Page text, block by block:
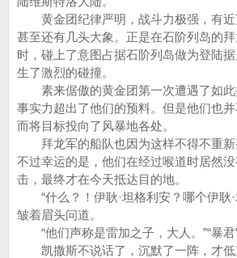
黄金团纪律严明，战斗力极强，有近
甚至还有几头大象。正是在石阶列岛的
时，碰上了意图占据石阶列岛做为登陆
生了激烈的碰撞。
素来倨傲的黄金团第一次遭遇了如此
事实力超出了他们的预料。但是他们也
而将目标投向了风暴地各处。
拜龙军的船队也因为这样不得不重新
不过幸运的是，他们在经过喉道时居然
击，最终才在今天抵达目的地。
“什么？！伊耿·坦格利安？哪个伊耿·
皱着眉头问道。
“他们声称是雷加之子，大人。”“暴君
凯撒斯不说话了，沉默了一阵，才低